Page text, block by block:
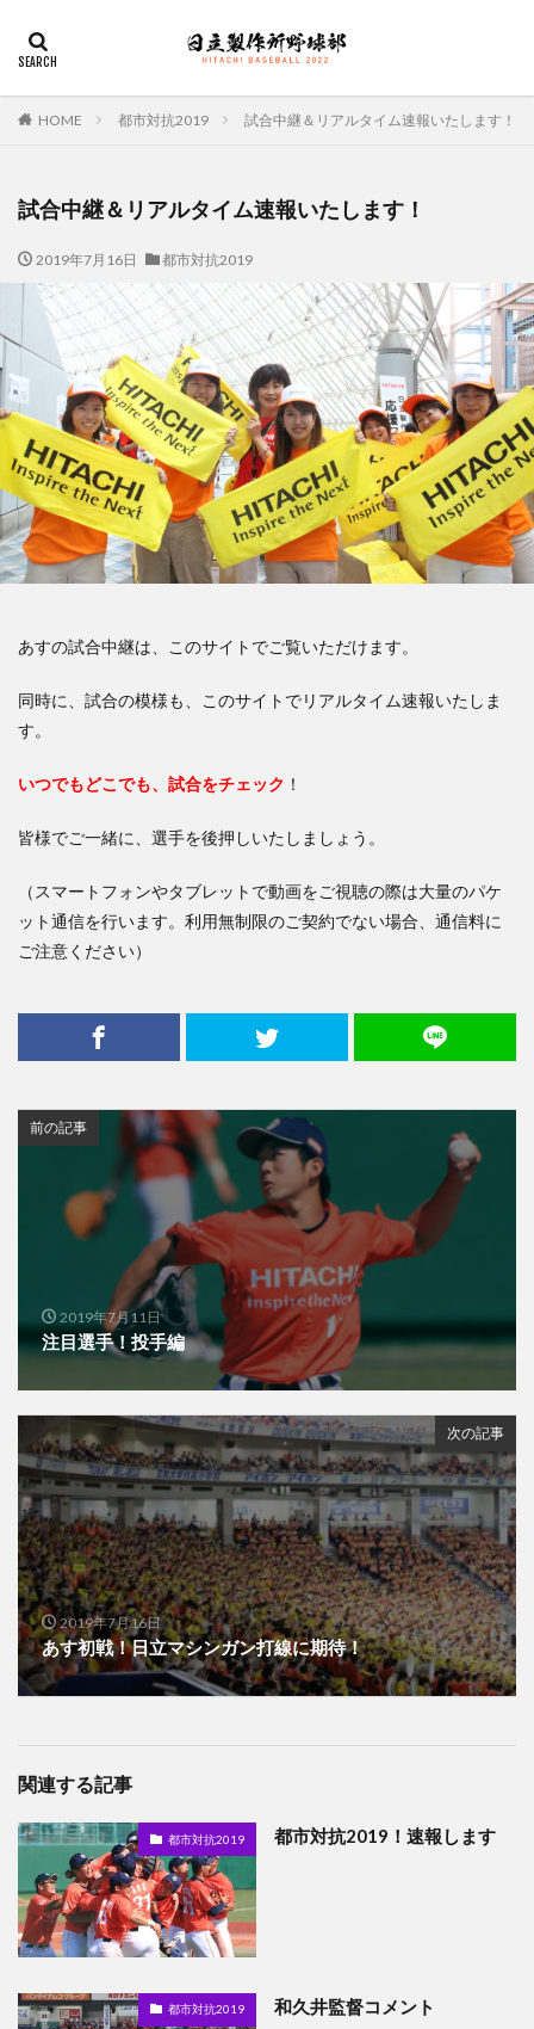
HOME 都市対抗2019 試合中継＆リアルタイム速報いたします！
試合中継＆リアルタイム速報いたします！
2019年7月16日 都市対抗2019
あすの試合中継は、このサイトでご覧いただけます。
同時に、試合の模様も、このサイトでリアルタイム速報いたしま
す。
いつでもどこでも、試合をチェック ！
皆様でご一緒に、選手を後押しいたしましょう。
（スマートフォンやタブレットで動画をご視聴の際は大量のパケ
ット通信を行います。利用無制限のご契約でない場合、通信料に
ご注意ください）
前の記事
2019年7月11日
注目選手！投手編
次の記事
2019年7月16日
あす初戦！日立マシンガン打線に期待！
関連する記事
都市対抗2019 都市対抗2019！速報します
都市対抗2019 和久井監督コメント
SEO AMP PWA
カテゴリー
タグ
佐々木俊輔 大塚直人
検索